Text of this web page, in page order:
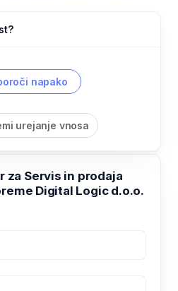
napako
urejanje vnosa
za Servis in prodaja
Digital Logic d.o.o.